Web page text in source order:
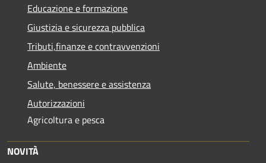
Educazione e formazione
Giustizia e sicurezza pubblica
Tributi,finanze e contravvenzioni
Ambiente
Salute, benessere e assistenza
Autorizzazioni
Agricoltura e pesca
NOVITÀ